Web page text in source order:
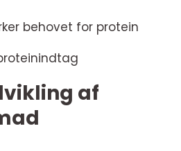
behovet for protein
af